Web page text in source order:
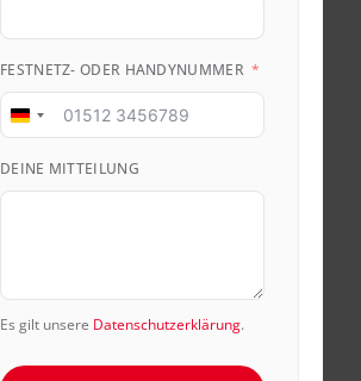
FESTNETZ- ODER HANDYNUMMER
Germany
DEINE MITTEILUNG
Es gilt unsere Datenschutzerklärung.